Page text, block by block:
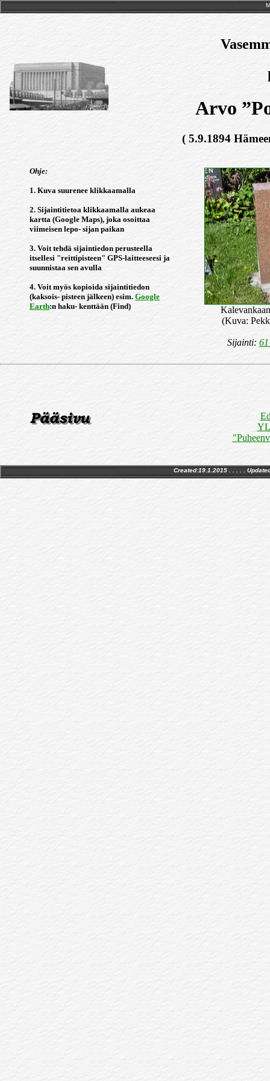
Arvo
( 5.9.1894
Ohje:
1. Kuva suurenee klikkaamalla
2. Sijaintitietoa klikkaamalla aukeaa
kartta (Google Maps), joka osoittaa
viimeisen lepo- sijan paikan
3. Voit tehdä sijaintiedon perusteella
itsellesi "reittipisteen" GPS-laitteeseesi ja
suunnistaa sen avulla
4. Voit myös kopioida sijaintitiedon
(kaksois- pisteen jälkeen) esim. Google
Earth:n haku- kenttään (Find)
(Kuva:
Sijainti:
Created:19.1.2015 . . . . .